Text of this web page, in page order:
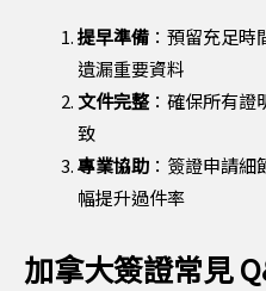
提早準備 ：預留充足
遺漏重要資料
文件完整：確保所有證
致
專業協助 ：簽證申請
幅提升過件率
加拿大簽證常見